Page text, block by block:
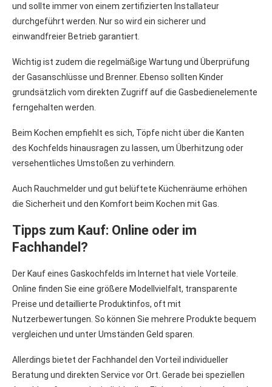
und sollte immer von einem zertifizierten Installateur
durchgeführt werden. Nur so wird ein sicherer und
einwandfreier Betrieb garantiert.
Wichtig ist zudem die regelmäßige Wartung und Überprüfung
der Gasanschlüsse und Brenner. Ebenso sollten Kinder
grundsätzlich vom direkten Zugriff auf die Gasbedienelemente
ferngehalten werden.
Beim Kochen empfiehlt es sich, Töpfe nicht über die Kanten
des Kochfelds hinausragen zu lassen, um Überhitzung oder
versehentliches Umstoßen zu verhindern.
Auch Rauchmelder und gut belüftete Küchenräume erhöhen
die Sicherheit und den Komfort beim Kochen mit Gas.
Tipps zum Kauf: Online oder im
Fachhandel?
Der Kauf eines Gaskochfelds im Internet hat viele Vorteile.
Online finden Sie eine größere Modellvielfalt, transparente
Preise und detaillierte Produktinfos, oft mit
Nutzerbewertungen. So können Sie mehrere Produkte bequem
vergleichen und unter Umständen Geld sparen.
Allerdings bietet der Fachhandel den Vorteil individueller
Beratung und direkten Service vor Ort. Gerade bei speziellen